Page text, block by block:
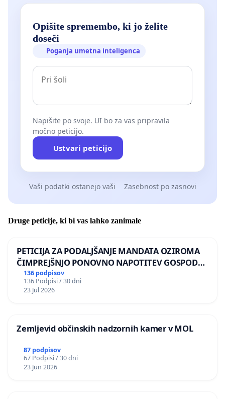
Opišite spremembo, ki jo želite
doseči
Poganja umetna inteligenca
Napišite po svoje. UI bo za vas pripravila
močno peticijo.
Ustvari peticijo
Vaši podatki ostanejo vaši Zasebnost po zasnovi
Druge peticije, ki bi vas lahko zanimale
PETICIJA ZA PODALJŠANJE MANDATA OZIROMA
ČIMPREJŠNJO PONOVNO NAPOTITEV GOSPODA
BERNARDA ŠRAJNERJA NA VELEPOSLANIŠTVO
REPUBLIKE SLOVENIJE V MOSKVI
136 podpisov
136 Podpisi / 30 dni
23 Jul 2026
Zemljevid občinskih nadzornih kamer v MOL
87 podpisov
67 Podpisi / 30 dni
23 Jun 2026